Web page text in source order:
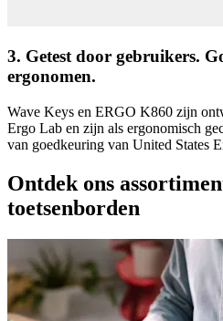
3. Getest door gebruikers.
ergonomen.
Wave Keys en ERGO K860 zijn
Ergo Lab en zijn als ergonomisch
van goedkeuring van United States
Ontdek ons
toetsenborden